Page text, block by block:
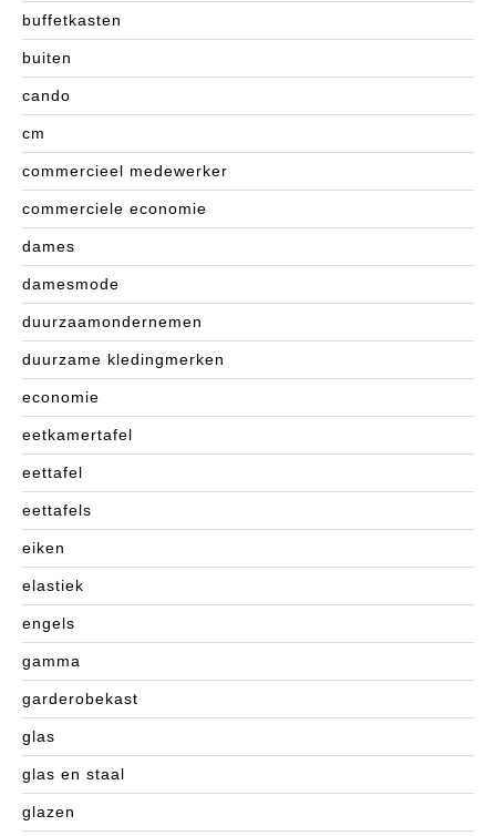
buffetkasten
buiten
cando
cm
commercieel medewerker
commerciele economie
dames
damesmode
duurzaamondernemen
duurzame kledingmerken
economie
eetkamertafel
eettafel
eettafels
eiken
elastiek
engels
gamma
garderobekast
glas
glas en staal
glazen